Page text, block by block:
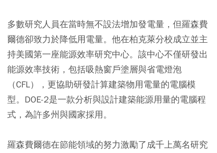
多數研究人員在當時無不設法增加發電量，但羅森費
爾德卻致力於降低用電量。他在柏克萊分校成立並主
持美國第一座能源效率研究中心。該中心不僅研發出
能源效率技術，包括吸熱窗戶塗層與省電燈泡
（CFL），更協助研發計算建築物用電量的電腦模
型。DOE-2是一款分析與設計建築能源用量的電腦程
式，為許多州與國家採用。
羅森費爾德在節能領域的努力激勵了成千上萬名研究